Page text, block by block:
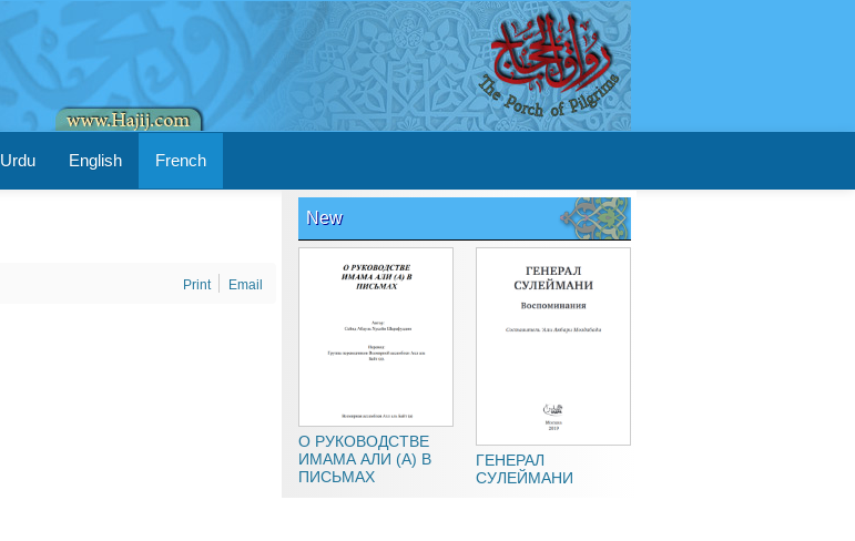
Urdu English French
Print Email
New
‍‍О РУКОВОДСТВЕ
ИМАМА АЛИ (А) В
ПИСЬМАХ
ГЕНЕРАЛ
СУЛЕЙМАНИ